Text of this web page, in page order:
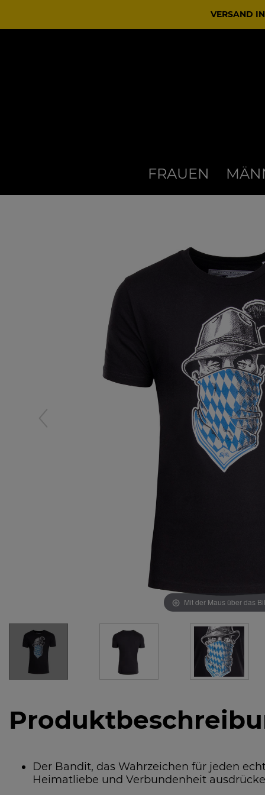
VERSAND
FRAUEN
Mit der Maus über das
Der Bandit, das Wahrzeichen für jeden
Heimatliebe und Verbundenheit